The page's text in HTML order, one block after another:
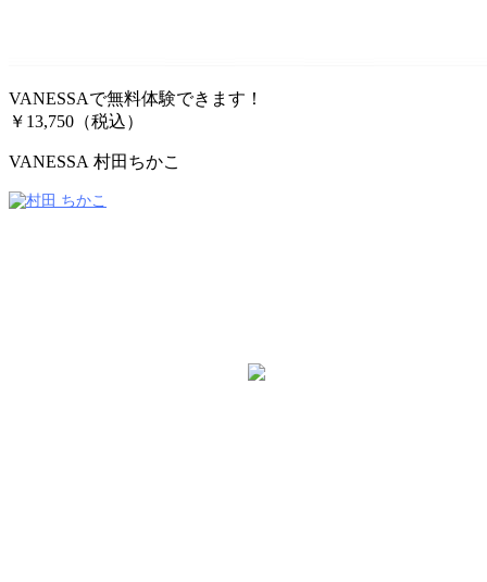
VANESSAで無料体験できます！
￥13,750（税込）
VANESSA 村田ちかこ